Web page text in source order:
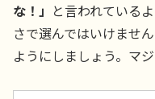
な！」 と言われている
さで選んではいけませ
ようにしましょう。マ